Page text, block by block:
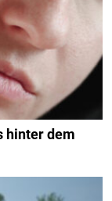
hinter dem